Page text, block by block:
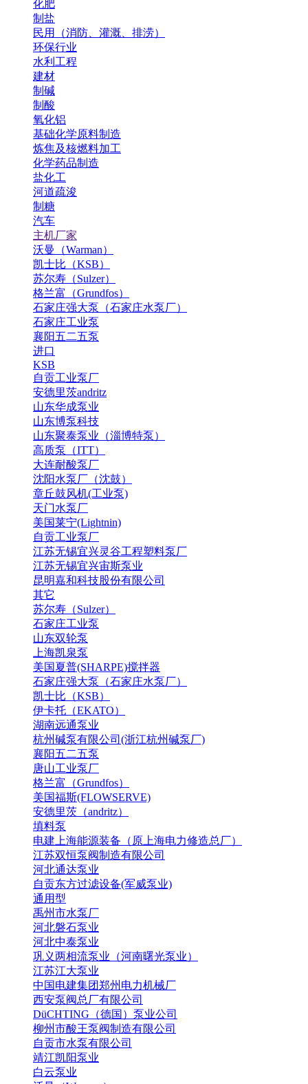
化肥
制盐
民用（消防、灌溉、排涝）
环保行业
水利工程
建材
制碱
制酸
氧化铝
基础化学原料制造
炼焦及核燃料加工
化学药品制造
盐化工
河道疏浚
制糖
汽车
主机厂家
沃曼（Warman）
凯士比（KSB）
苏尔寿（Sulzer）
格兰富（Grundfos）
石家庄强大泵（石家庄水泵厂）
石家庄工业泵
襄阳五二五泵
进口
KSB
自贡工业泵厂
安德里茨andritz
山东华成泵业
山东博泵科技
山东聚泰泵业（淄博特泵）
高质泵（ITT）
大连耐酸泵厂
沈阳水泵厂（沈鼓）
章丘鼓风机(工业泵)
天门水泵厂
美国莱宁(Lightnin)
自贡工业泵厂
江苏无锡宜兴灵谷工程塑料泵厂
江苏无锡宜兴宙斯泵业
昆明嘉和科技股份有限公司
其它
苏尔寿（Sulzer）
石家庄工业泵
山东双轮泵
上海凯泉泵
美国夏普(SHARPE)搅拌器
石家庄强大泵（石家庄水泵厂）
凯士比（KSB）
伊卡托（EKATO）
湖南远通泵业
杭州碱泵有限公司(浙江杭州碱泵厂)
襄阳五二五泵
唐山工业泵厂
格兰富（Grundfos）
美国福斯(FLOWSERVE)
安德里茨（andritz）
填料泵
电建上海能源装备（原上海电力修造总厂）
江苏双恒泵阀制造有限公司
河北通达泵业
自贡东方过滤设备(军威泵业)
通用型
禹州市水泵厂
河北磐石泵业
河北中泰泵业
巩义两相流泵业（河南曙光泵业）
江苏江大泵业
中国电建集团郑州电力机械厂
西安泵阀总厂有限公司
DüCHTING（德国）泵业公司
柳州市酸王泵阀制造有限公司
自贡市水泵有限公司
靖江凯阳泵业
白云泵业